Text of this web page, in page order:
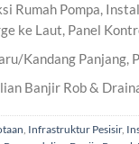
Rumah Pompa,
ke Laut, Panel
Kandang Panjang,
Banjir Rob &
, Infrastruktur Pesisir,